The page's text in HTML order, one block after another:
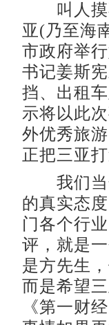
叫人摸
亚(乃至海
市政府举
书记姜斯
挡、出租
示将以此
外优秀旅
正把三亚
我们当
的真实态
门各个行
评，就是
是方先生
而是希望
《第一财